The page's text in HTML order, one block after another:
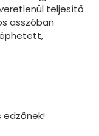
teljesítő
asszóban
edzőnek!